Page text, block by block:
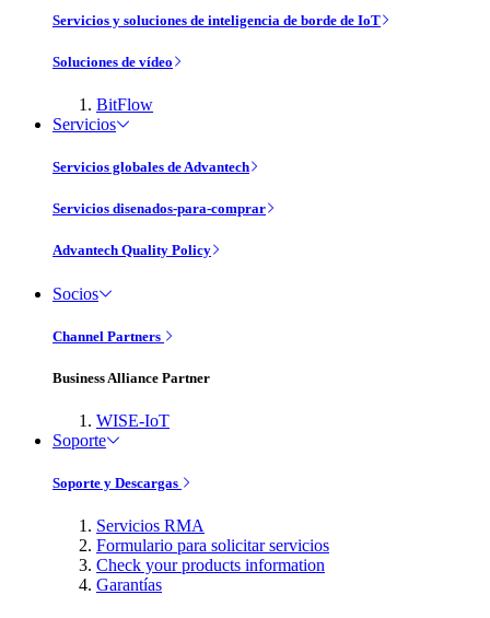
Servicios y soluciones de inteligencia de borde de IoT
Soluciones de vídeo
BitFlow
Servicios
Servicios globales de Advantech
Servicios disenados-para-comprar
Advantech Quality Policy
Socios
Channel Partners
Business Alliance Partner
WISE-IoT
Soporte
Soporte y Descargas
Servicios RMA
Formulario para solicitar servicios
Check your products information
Garantías